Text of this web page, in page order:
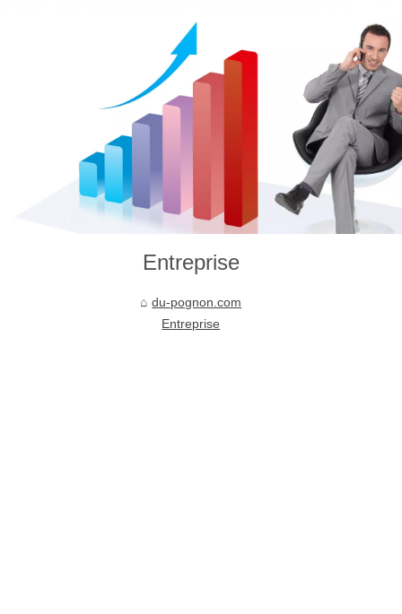
Entreprise
du-pognon.com
Entreprise